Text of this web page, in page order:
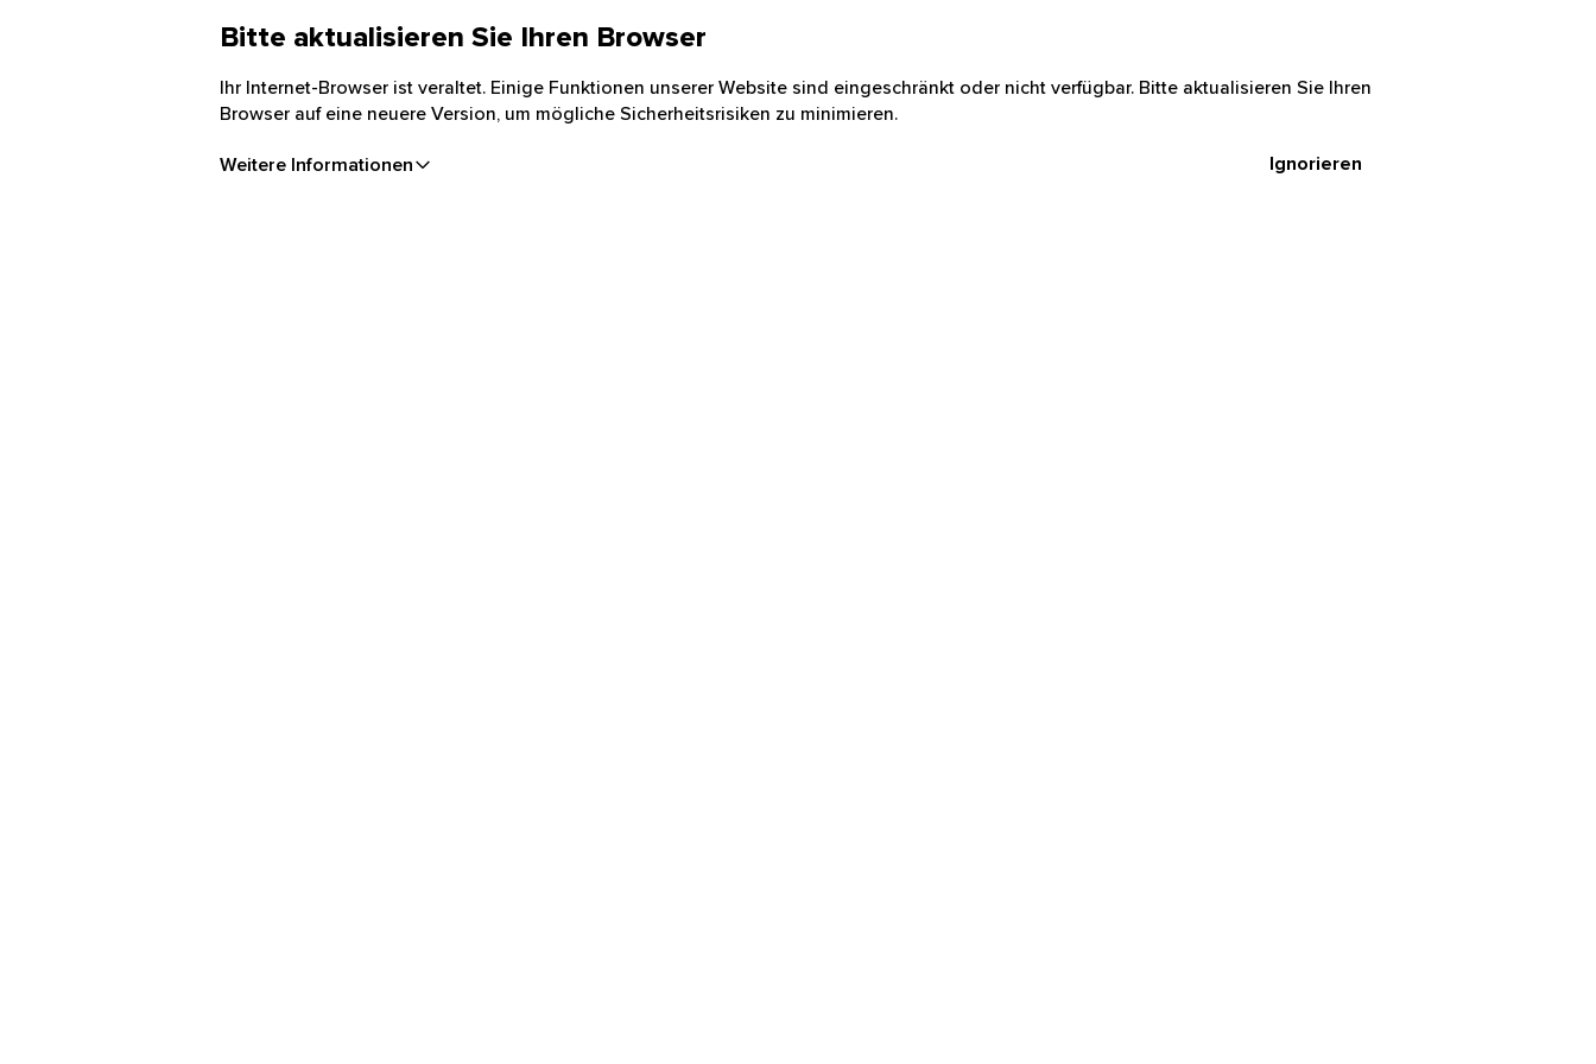
Bitte aktualisieren Sie Ihren Browser
Ihr Internet-Browser ist veraltet. Einige Funktionen unserer Website sind eingeschränkt oder nicht verfügbar. Bitte aktualisieren Sie Ihren
Browser auf eine neuere Version, um mögliche Sicherheitsrisiken zu minimieren.
Weitere Informationen Ignorieren